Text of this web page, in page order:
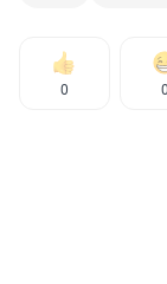
0 0